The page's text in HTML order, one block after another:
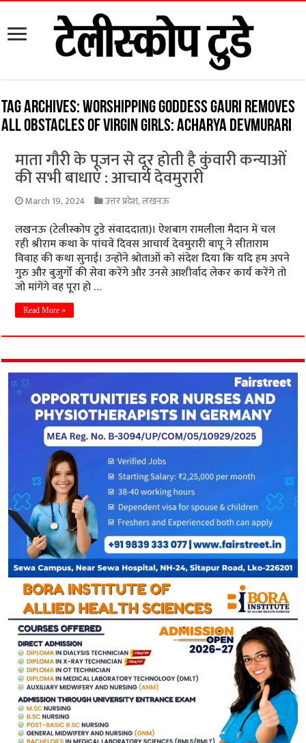
Tag Archives:Worshipping Goddess Gauri removes
all obstacles of virgin girls: Acharya Devmurari
माता गौरी के पूजन से दूर होती है कुंवारी कन्याओं
की सभी बाधाएं : आचार्य देवमुरारी
March 19, 2024 उत्तर प्रदेश,लखनऊ
लखनऊ (टेलीस्कोप टुडे संवाददाता)। ऐशबाग रामलीला मैदान में चल
रही श्रीराम कथा के पांचवें दिवस आचार्य देवमुरारी बापू ने सीताराम
विवाह की कथा सुनाई। उन्होंने श्रोताओं को संदेश दिया कि यदि हम अपने
गुरु और बुजुर्गों की सेवा करेंगे और उनसे आशीर्वाद लेकर कार्य करेंगे तो
जो मांगेंगे वह पूरा हो …
Read More »